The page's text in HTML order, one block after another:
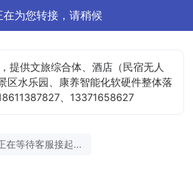
在为您转接，请稍候
提供文旅综合体、酒店（民宿无人
区水乐园、康养智能化软硬件整体落
、13371658627
在等待客服接起...